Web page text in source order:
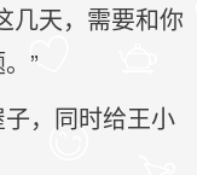
几天，需要和你
”
，同时给王小